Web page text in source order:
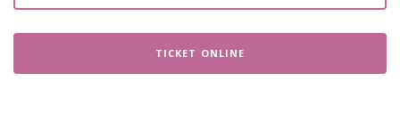
TICKET ONLINE